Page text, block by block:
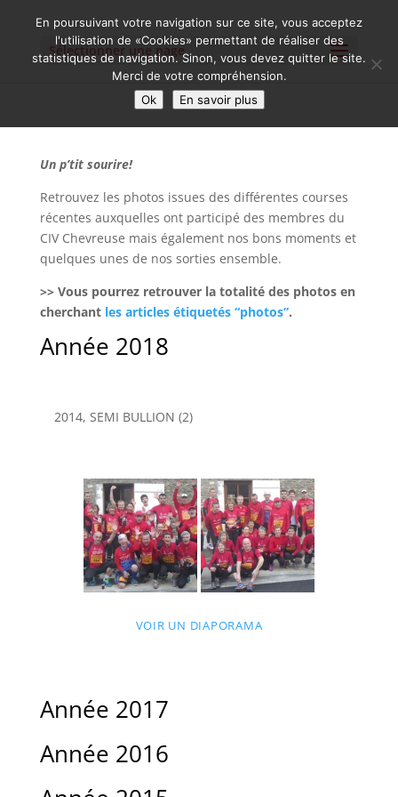
Sélectionner une page
Un p’tit sourire!
Retrouvez les photos issues des différentes courses
récentes auxquelles ont participé des membres du
CIV Chevreuse mais également nos bons moments et
quelques unes de nos sorties ensemble.
>> Vous pourrez retrouver la totalité des photos en
cherchant les articles étiquetés “photos”.
Année 2018
2014, SEMI BULLION (2)
VOIR UN DIAPORAMA
Année 2017
Année 2016
En poursuivant votre navigation sur ce site, vous acceptez
l'utilisation de «Cookies» permettant de réaliser des
statistiques de navigation. Sinon, vous devez quitter le site.
Merci de votre compréhension.
Ok
En savoir plus